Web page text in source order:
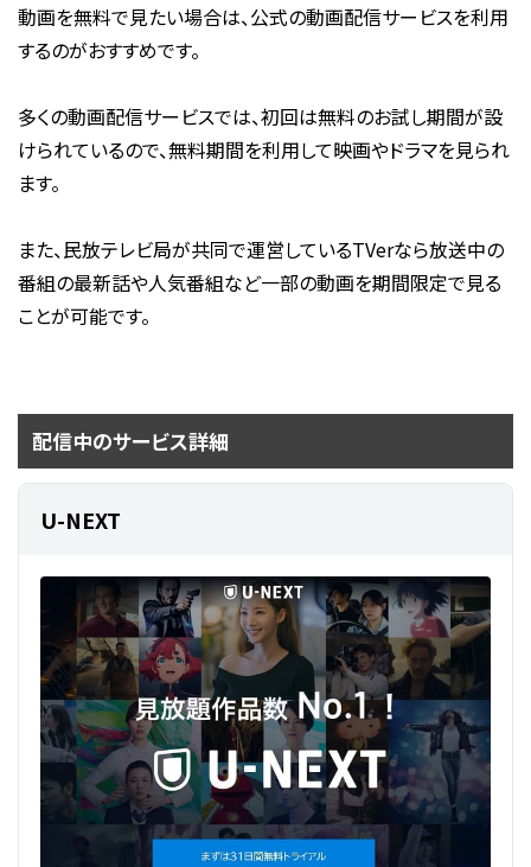
動画を無料で見たい場合は、公式の動画配信サービスを利用
するのがおすすめです。
多くの動画配信サービスでは、初回は無料のお試し期間が設
けられているので、無料期間を利用して映画やドラマを見られ
ます。
また、民放テレビ局が共同で運営しているTVerなら放送中の
番組の最新話や人気番組など一部の動画を期間限定で見る
ことが可能です。
配信中のサービス詳細
U-NEXT